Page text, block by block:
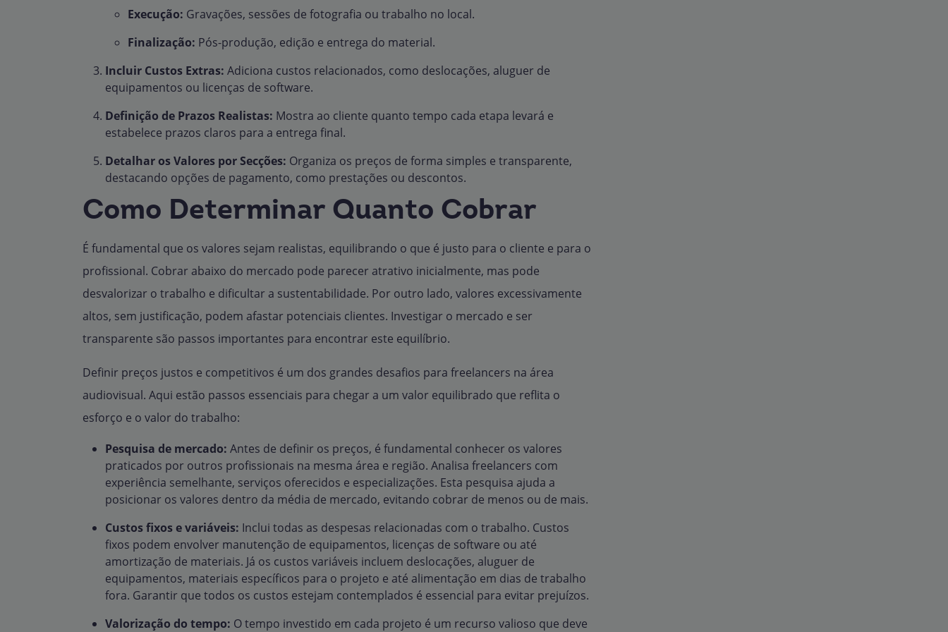
Execução: Gravações, sessões de fotografia ou trabalho no local.
Finalização: Pós-produção, edição e entrega do material.
Incluir Custos Extras: Adiciona custos relacionados, como deslocações, aluguer de
equipamentos ou licenças de software.
Definição de Prazos Realistas: Mostra ao cliente quanto tempo cada etapa levará e
estabelece prazos claros para a entrega final.
Detalhar os Valores por Secções: Organiza os preços de forma simples e transparente,
destacando opções de pagamento, como prestações ou descontos.
Como Determinar Quanto Cobrar
É fundamental que os valores sejam realistas, equilibrando o que é justo para o cliente e para o
profissional. Cobrar abaixo do mercado pode parecer atrativo inicialmente, mas pode
desvalorizar o trabalho e dificultar a sustentabilidade. Por outro lado, valores excessivamente
altos, sem justificação, podem afastar potenciais clientes. Investigar o mercado e ser
transparente são passos importantes para encontrar este equilíbrio.
Definir preços justos e competitivos é um dos grandes desafios para freelancers na área
audiovisual. Aqui estão passos essenciais para chegar a um valor equilibrado que reflita o
esforço e o valor do trabalho:
Pesquisa de mercado: Antes de definir os preços, é fundamental conhecer os valores
praticados por outros profissionais na mesma área e região. Analisa freelancers com
experiência semelhante, serviços oferecidos e especializações. Esta pesquisa ajuda a
posicionar os valores dentro da média de mercado, evitando cobrar de menos ou de mais.
Custos fixos e variáveis: Inclui todas as despesas relacionadas com o trabalho. Custos
fixos podem envolver manutenção de equipamentos, licenças de software ou até
amortização de materiais. Já os custos variáveis incluem deslocações, aluguer de
equipamentos, materiais específicos para o projeto e até alimentação em dias de trabalho
fora. Garantir que todos os custos estejam contemplados é essencial para evitar prejuízos.
Valorização do tempo: O tempo investido em cada projeto é um recurso valioso que deve